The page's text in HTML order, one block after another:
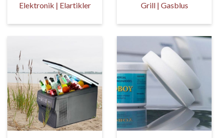
Elektronik | Elartikler Grill | Gasblus